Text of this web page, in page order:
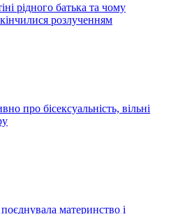
рідного батька та чому
розлученням
про бісексуальність, вільні
материнство і